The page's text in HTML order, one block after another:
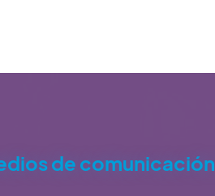
de comunicación